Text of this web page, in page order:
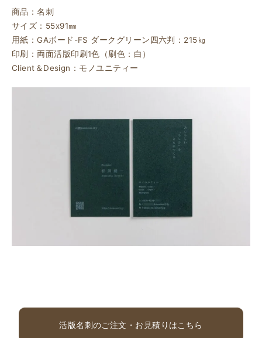
商品：名刺
サイズ：55ⅹ91㎜
用紙：GAボード-FS ダークグリーン四六判：215㎏
印刷：両面活版印刷1色（刷色：白）
Client＆Design：モノユニティー
活版名刺のご注文・お見積りはこちら